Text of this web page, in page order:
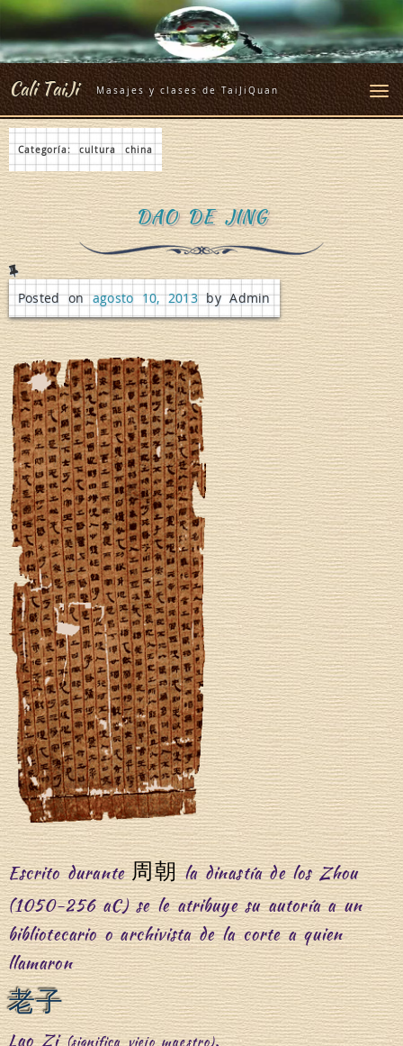
Skip
Cali TaiJi Masajes y clases de TaiJiQuan
Categoría:cultura china
DAO DE JING
Posted onagosto 10, 2013by Admin
Escrito durante周朝la dinastía de los Zhou
(1050-256 aC) se le atribuye su autoría a un
bibliotecario o archivista de la corte a quien
llamaron
老子
Lao Zi(significa viejo maestro).